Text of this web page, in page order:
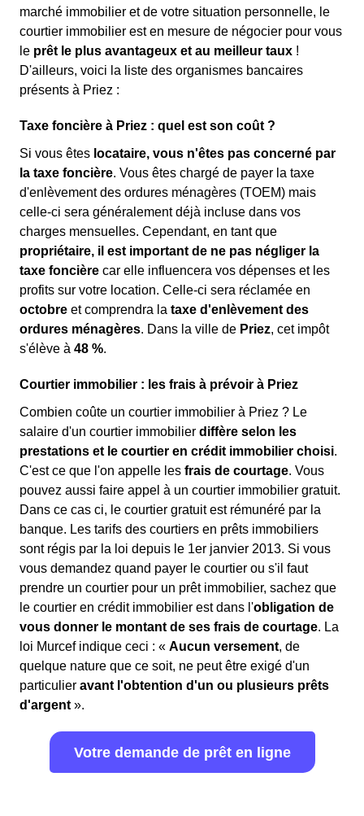
marché immobilier et de votre situation personnelle, le
courtier immobilier est en mesure de négocier pour vous
le prêt le plus avantageux et au meilleur taux !
D'ailleurs, voici la liste des organismes bancaires
présents à Priez :
Taxe foncière à Priez : quel est son coût ?
Si vous êtes locataire, vous n'êtes pas concerné par
la taxe foncière. Vous êtes chargé de payer la taxe
d'enlèvement des ordures ménagères (TOEM) mais
celle-ci sera généralement déjà incluse dans vos
charges mensuelles. Cependant, en tant que
propriétaire, il est important de ne pas négliger la
taxe foncière car elle influencera vos dépenses et les
profits sur votre location. Celle-ci sera réclamée en
octobre et comprendra la taxe d'enlèvement des
ordures ménagères. Dans la ville de Priez, cet impôt
s'élève à 48 %.
Courtier immobilier : les frais à prévoir à Priez
Combien coûte un courtier immobilier à Priez ? Le
salaire d'un courtier immobilier diffère selon les
prestations et le courtier en crédit immobilier choisi.
C'est ce que l'on appelle les frais de courtage. Vous
pouvez aussi faire appel à un courtier immobilier gratuit.
Dans ce cas ci, le courtier gratuit est rémunéré par la
banque. Les tarifs des courtiers en prêts immobiliers
sont régis par la loi depuis le 1er janvier 2013. Si vous
vous demandez quand payer le courtier ou s'il faut
prendre un courtier pour un prêt immobilier, sachez que
le courtier en crédit immobilier est dans l'obligation de
vous donner le montant de ses frais de courtage. La
loi Murcef indique ceci : « Aucun versement, de
quelque nature que ce soit, ne peut être exigé d'un
particulier avant l'obtention d'un ou plusieurs prêts
d'argent ».
Votre demande de prêt en ligne